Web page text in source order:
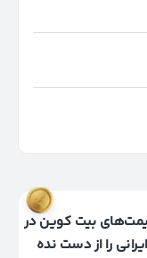
بیت کوین در
را از دست نده